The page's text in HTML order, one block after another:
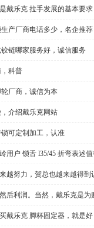
戴乐克 拉手发展的基本要求
产厂商电话多少，名企推荐
链哪家服务好，诚信服务
科普
厂商，诚信为本
介绍戴乐克网站
可定制加工，认准
用户 锁舌 l35/45 折弯表述
越努力，贺总也越来越得到
后利润。当然，戴乐克是为
戴乐克 脚杯固定器，就是